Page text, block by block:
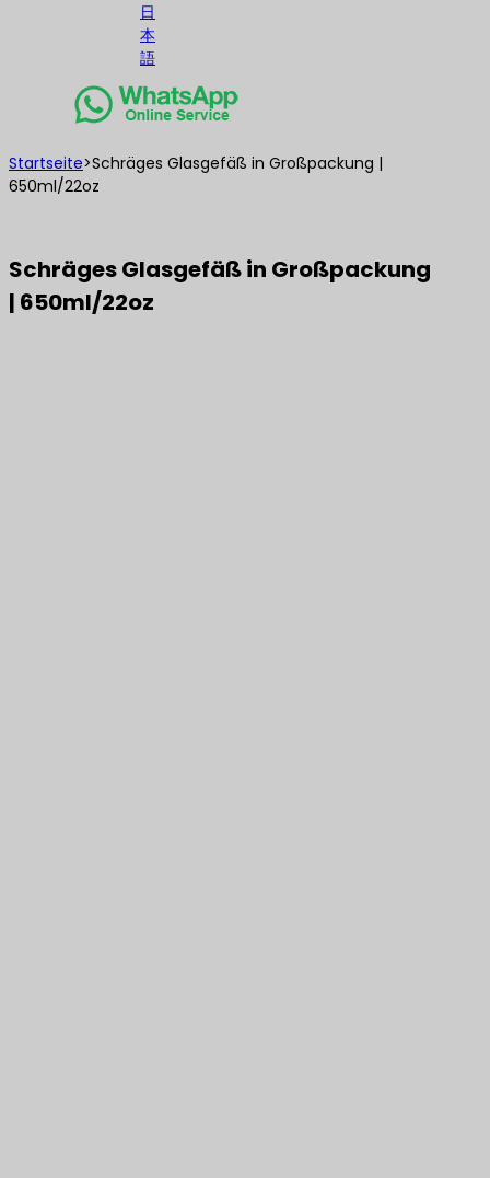
日
本
語
Startseite>Schräges Glasgefäß in Großpackung |
650ml/22oz
Schräges Glasgefäß in Großpackung
| 650ml/22oz